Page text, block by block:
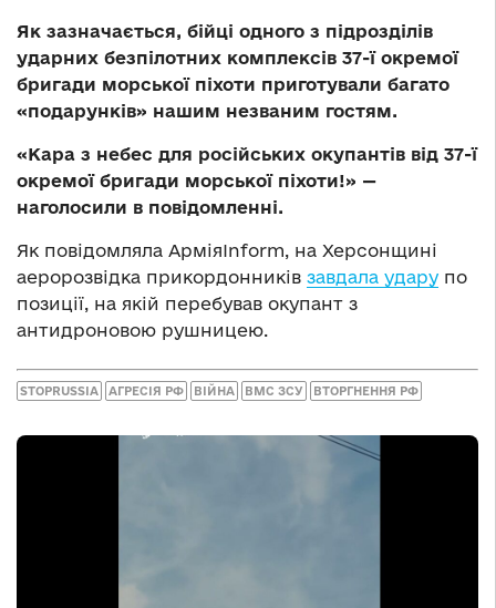
Як зазначається, бійці одного з підрозділів
ударних безпілотних комплексів 37-ї окремої
бригади морської піхоти приготували багато
«подарунків» нашим незваним гостям.
«Кара з небес для російських окупантів від 37-ї
окремої бригади морської піхоти!» —
наголосили в повідомленні.
Як повідомляла АрміяInform, на Херсонщині
аеророзвідка прикордонників завдала удару по
позиції, на якій перебував окупант з
антидроновою рушницею.
STOPRUSSIA АГРЕСІЯ РФ ВІЙНА ВМС ЗСУ ВТОРГНЕННЯ РФ